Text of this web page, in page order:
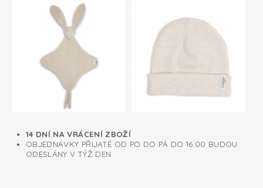
14 DNÍ NA VRÁCENÍ ZBOŽÍ
OBJEDNÁVKY PŘIJATÉ OD PO DO PÁ DO 16:00 BUDOU
ODESLÁNY V TÝŽ DEN